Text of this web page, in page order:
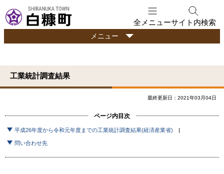
文
へ
ュ
へ
全メニューサイト内検索
行
政
報
メニュー
工業統計調査結果
最終更新日：2021年03月04日
ページ内目次
平成26年度から令和元年度までの工業統計調査結果(経済産業省)
問い合わせ先